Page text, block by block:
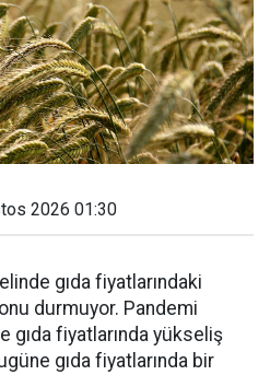
2026 01:30
gıda fiyatlarındaki
durmuyor. Pandemi
gıda fiyatlarında yükseliş
gıda fiyatlarında bir